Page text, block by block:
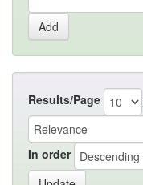
Results/Page
In order